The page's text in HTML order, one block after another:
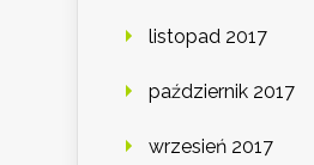
listopad 2017
październik 2017
wrzesień 2017